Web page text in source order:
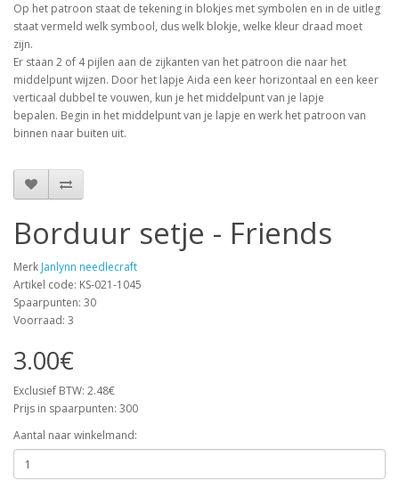
Op het patroon staat de tekening in blokjes met symbolen en in de uitleg
staat vermeld welk symbool, dus welk blokje, welke kleur draad moet
zijn.
Er staan 2 of 4 pijlen aan de zijkanten van het patroon die naar het
middelpunt wijzen. Door het lapje Aida een keer horizontaal en een keer
verticaal dubbel te vouwen, kun je het middelpunt van je lapje
bepalen. Begin in het middelpunt van je lapje en werk het patroon van
binnen naar buiten uit.
Borduur setje - Friends
Merk Janlynn needlecraft
Artikel code: KS-021-1045
Spaarpunten: 30
Voorraad: 3
3.00€
Exclusief BTW: 2.48€
Prijs in spaarpunten: 300
Aantal naar winkelmand: